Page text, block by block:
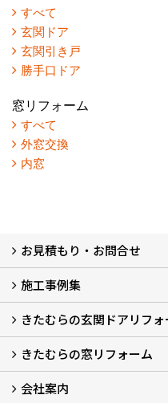
すべて
玄関ドア
玄関引き戸
勝手口ドア
窓リフォーム
すべて
外窓交換
内窓
お見積もり・お問合せ
LINEで概算見積もり
チャットで質問
問い合わせフォームから
オンライン相談
電話で相談
無料現地調査をご希望の方
施工事例集
玄関ドアリフォーム
玄関引戸リフォーム
勝手口ドアリフォーム
窓リフォーム
きたむらの玄関ドアリフォ
玄関ドアリフォームについ
リシェントについて (23)
・玄関ドアバリエーション
・玄関引戸バリエーション
・勝手口ドアバリエーショ
安心の自社施工
無料点検
保証について
価格について
概算見積について (2)
きたむらの窓リフォーム
窓リフォームについて (5)
・内窓設置-LIXILインプラス
・内窓設置-AGCまどまど
・窓交換
・エコガラス交換
・防犯・防災ガラス交換
会社案内